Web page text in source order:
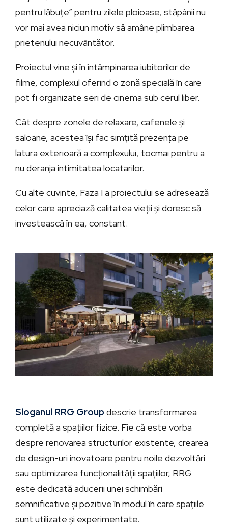
pentru lăbuțe” pentru zilele ploioase, stăpânii nu
vor mai avea niciun motiv să amâne plimbarea
prietenului necuvântător.
Proiectul vine și în întâmpinarea iubitorilor de
filme, complexul oferind o zonă specială în care
pot fi organizate seri de cinema sub cerul liber.
Cât despre zonele de relaxare, cafenele și
saloane, acestea își fac simțită prezența pe
latura exterioară a complexului, tocmai pentru a
nu deranja intimitatea locatarilor.
Cu alte cuvinte, Faza I a proiectului se adresează
celor care apreciază calitatea vieții și doresc să
investească în ea, constant.
Sloganul RRG Group descrie transformarea
completă a spațiilor fizice. Fie că este vorba
despre renovarea structurilor existente, crearea
de design-uri inovatoare pentru noile dezvoltări
sau optimizarea funcționalității spațiilor, RRG
este dedicată aducerii unei schimbări
semnificative și pozitive în modul în care spațiile
sunt utilizate și experimentate.